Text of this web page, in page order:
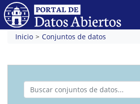
Inicio Conjuntos de datos